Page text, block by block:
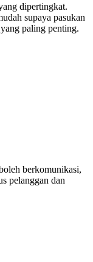
dipertingkat.
supaya pasukan
paling penting.
berkomunikasi,
pelanggan dan